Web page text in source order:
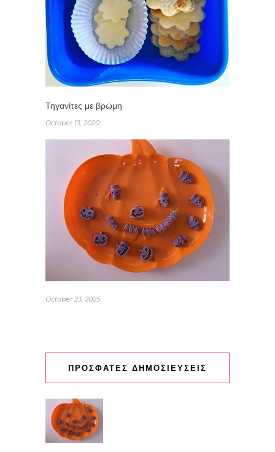
Τηγανίτες με βρώμη
October 13, 2020
October 23, 2025
ΠΡΟΣΦΑΤΕΣ ΔΗΜΟΣΙΕΥΣΕΙΣ